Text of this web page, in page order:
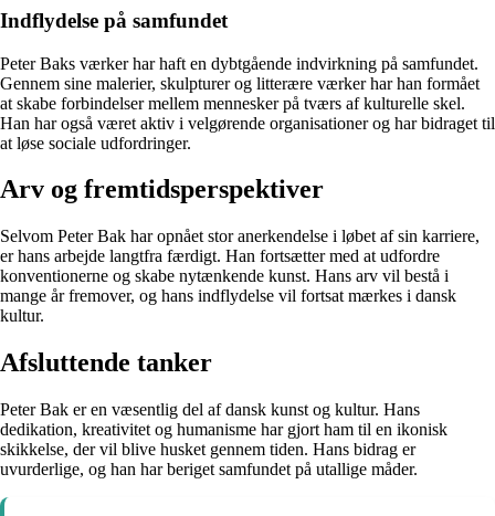
Indflydelse på samfundet
Peter Baks værker har haft en dybtgående indvirkning på samfundet.
Gennem sine malerier, skulpturer og litterære værker har han formået
at skabe forbindelser mellem mennesker på tværs af kulturelle skel.
Han har også været aktiv i velgørende organisationer og har bidraget til
at løse sociale udfordringer.
Arv og fremtidsperspektiver
Selvom Peter Bak har opnået stor anerkendelse i løbet af sin karriere,
er hans arbejde langtfra færdigt. Han fortsætter med at udfordre
konventionerne og skabe nytænkende kunst. Hans arv vil bestå i
mange år fremover, og hans indflydelse vil fortsat mærkes i dansk
kultur.
Afsluttende tanker
Peter Bak er en væsentlig del af dansk kunst og kultur. Hans
dedikation, kreativitet og humanisme har gjort ham til en ikonisk
skikkelse, der vil blive husket gennem tiden. Hans bidrag er
uvurderlige, og han har beriget samfundet på utallige måder.